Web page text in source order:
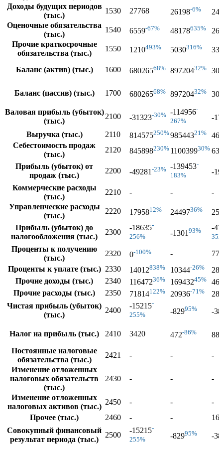
Доходы будущих периодов
(тыс.)
1530 27768 26198-6%
Оценочные обязательства
(тыс.)
1540 6559-67% 48178635%
Прочие краткосрочные
обязательства (тыс.)
1550 1210493% 5030316% 33
Баланс (актив) (тыс.) 1600 68026568% 89720432%
Баланс (пассив) (тыс.) 1700 68026568% 89720432%
Валовая прибыль (убыток)
(тыс.)
2100 -31323-30% -114956-
267%
-
Выручка (тыс.)
2110 814575250%98544321%
Себестоимость продаж
(тыс.)
2120 845898230% 110039930%
Прибыль (убыток) от
продаж (тыс.)
2200 -49281 -23% -139453-
183%
-
Коммерческие расходы
(тыс.)
2210 - -
-
Управленческие расходы
(тыс.)
2220 1795812% 2449736%
Прибыль (убыток) до
налогообложения (тыс.)
2300
-18635-
256%
-1301 93% -
Проценты к получению
(тыс.)
2320 0-100% -
777
Проценты к уплате (тыс.) 2330 14012838% 10344-26%
Прочие доходы (тыс.)
2340 11647236% 16943245%
Прочие расходы (тыс.)
2350 71814122% 20936-71%
Чистая прибыль (убыток)
(тыс.)
2400
-15215-
255%
-82995% -
Налог на прибыль (тыс.) 2410 3420 472-86%
Постоянные налоговые
обязательства (тыс.)
2421 - -
-
Изменение отложенных
налоговых обязательств
(тыс.)
2430 - - -
Изменение отложенных
налоговых активов (тыс.)
2450 - -
-
Прочее (тыс.)
2460 - -
164
Совокупный финансовый
результат периода (тыс.)
2500
-15215-
255%
-82995%
-